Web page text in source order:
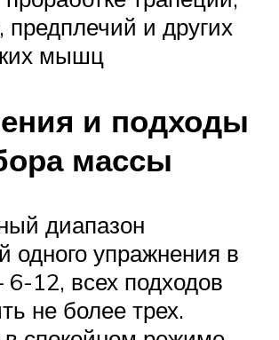
предплечий и других
мышц
и подходы
массы
диапазон
одного упражнения в
12, всех подходов
не более трех.